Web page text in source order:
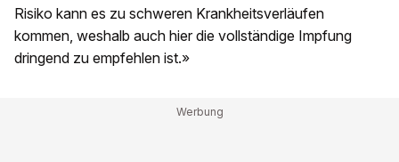
Risiko kann es zu schweren Krankheitsverläufen
kommen, weshalb auch hier die vollständige Impfung
dringend zu empfehlen ist.»